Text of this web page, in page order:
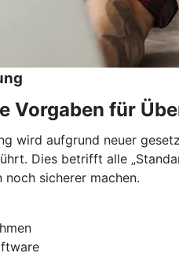
Vorgaben für
wird aufgrund neuer
Dies betrifft alle
sicherer machen.